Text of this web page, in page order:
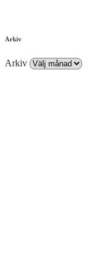
Arkiv
Arkiv